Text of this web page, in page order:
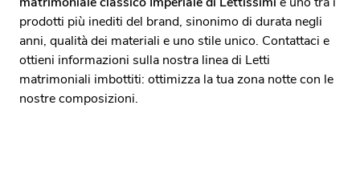
prodotti più inediti del brand, sinonimo di durata negli
anni, qualità dei materiali e uno stile unico. Contattaci e
ottieni informazioni sulla nostra linea di Letti
matrimoniali imbottiti: ottimizza la tua zona notte con le
nostre composizioni.